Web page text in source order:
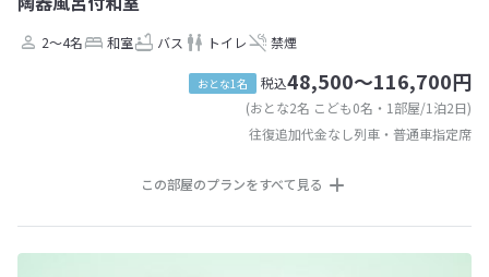
2～4名 和室 バス トイレ 禁煙
おとな1名 税込48,500～116,700円
(おとな2名 こども0名・1部屋/1泊2日)
往復追加代金なし列車・普通車指定席
この部屋のプランをすべて見る